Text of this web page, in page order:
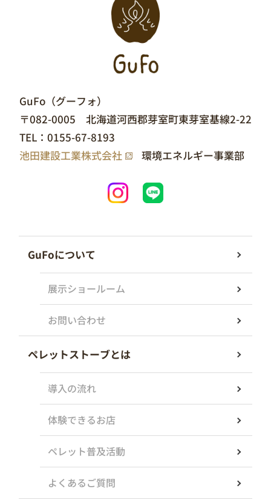
GuFo（グーフォ）
〒082-0005 北海道河西郡芽室町東芽室基線2-22
TEL： 0155-67-8193
池田建設工業株式会社
環境エネルギー事業部
GuFoについて
展示ショールーム
お問い合わせ
ペレットストーブとは
導入の流れ
体験できるお店
ペレット普及活動
よくあるご質問